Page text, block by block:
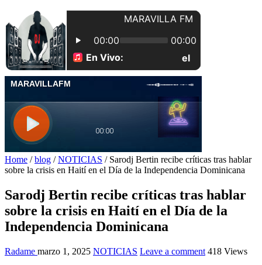
Home / blog / NOTICIAS / Sarodj Bertin recibe críticas tras hablar
sobre la crisis en Haití en el Día de la Independencia Dominicana
Sarodj Bertin recibe críticas tras hablar
sobre la crisis en Haití en el Día de la
Independencia Dominicana
Radame marzo 1, 2025 NOTICIAS Leave a comment 418 Views